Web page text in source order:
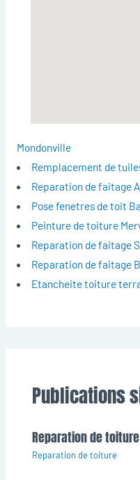
Mondonville
Remplacement de
Reparation de faitage
Pose fenetres de toit
Peinture de toiture
Reparation de faitage
Reparation de faitage
Etancheite toiture
Publications
Reparation de
Reparation de toiture